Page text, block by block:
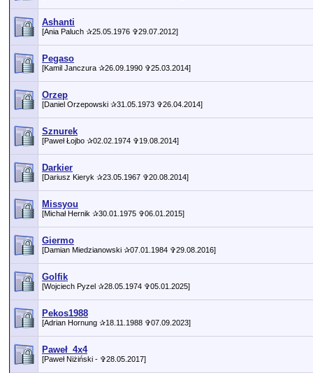
Ashanti
[Ania Paluch ✰25.05.1976 ✞29.07.2012]
Pegaso
[Kamil Janczura ✰26.09.1990 ✞25.03.2014]
Orzep
[Daniel Orzepowski ✰31.05.1973 ✞26.04.2014]
Sznurek
[Paweł Łojbo ✰02.02.1974 ✞19.08.2014]
Darkier
[Dariusz Kieryk ✰23.05.1967 ✞20.08.2014]
Missyou
[Michał Hernik ✰30.01.1975 ✞06.01.2015]
Giermo
[Damian Miedzianowski ✰07.01.1984 ✞29.08.2016]
Golfik
[Wojciech Pyzel ✰28.05.1974 ✞05.01.2025]
Pekos1988
[Adrian Hornung ✰18.11.1988 ✞07.09.2023]
Paweł_4x4
[Paweł Niżiński - ✞28.05.2017]